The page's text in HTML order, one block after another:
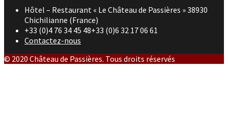
Hôtel – Restaurant « Le Château de Passières » 38930
Chichilianne (France)
+33 (0)4 76 34 45 48+33 (0)6 32 17 06 61
Contactez-nous
© 2020 Château de Passières. Tous droits réservés